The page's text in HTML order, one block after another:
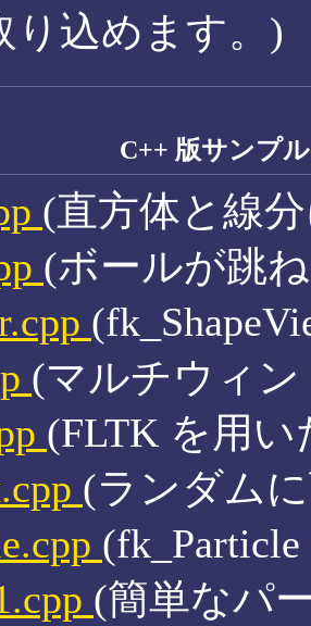
り込めます。)
C++ 版サンプ
(直方体と線
(ボールが跳
(マルチウィ
(FLTK を用
(ランダム
(簡単なパ